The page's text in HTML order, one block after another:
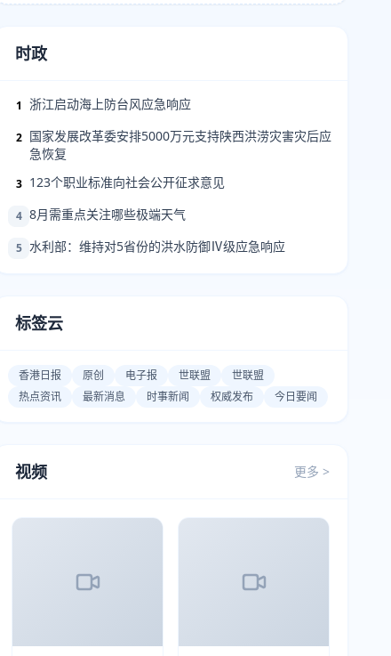
时政
1 浙江启动海上防台风应急响应
2 国家发展改革委安排5000万元支持陕西洪涝灾害灾后应
急恢复
3 123个职业标准向社会公开征求意见
4 8月需重点关注哪些极端天气
5 水利部：维持对5省份的洪水防御Ⅳ级应急响应
标签云
香港日报 原创 电子报 世联盟
世联盟
热点资讯
最新消息 时事新闻 权威发布 今日要闻
视频 更多 >